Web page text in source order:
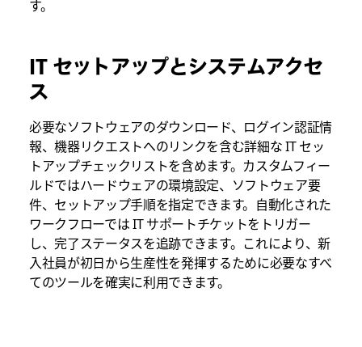
す。
IT セットアップとシステムアクセ
ス
必要なソフトウェアのダウンロード、ログイン認証情
報、機器リクエストへのリンクを含む詳細な IT セッ
トアップチェックリストを含めます。カスタムフィー
ルドではハードウェアの環境設定、ソフトウェア要
件、セットアップ手順を指定できます。自動化された
ワークフローでは IT サポートチケットをトリガー
し、完了ステータスを追跡できます。これにより、新
入社員が初日から生産性を発揮するために必要なすべ
てのツールを確実に利用できます。